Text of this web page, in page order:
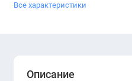
Все характеристики
Описание